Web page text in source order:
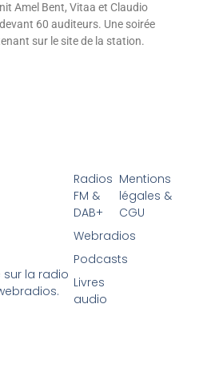
Amel Bent, Vitaa et Claudio
60 auditeurs. Une soirée
sur le site de la station.
la radio
Radios
FM &
DAB+
Webradios
Podcasts
Livres
audio
Mentions
légales &
CGU